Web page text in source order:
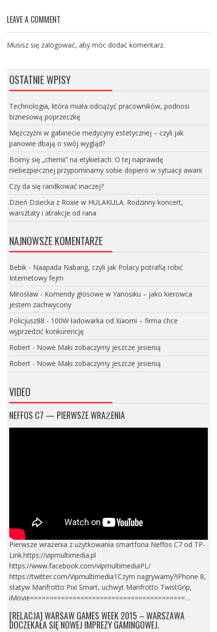
LEAVE A COMMENT
Musisz się zalogować, aby móc dodać komentarz.
OSTATNIE WPISY
Technologia, która miała odciążyć pracowników, podnosi
biznesową poprzeczkę
Mężczyźni w gabinecie medycyny estetycznej – czyli jak
panowie dbają o swój wygląd?
Boimy się „chemii” na etykietach. O tej naprawdę
niebezpiecznej przypominamy sobie dopiero w sytuacji awarii
Czy da się randkować inaczej?
Dzień Dziecka z Roxie w HULAKULA. Rodzinny koncert,
warsztaty i atrakcje od rana
NAJNOWSZE KOMENTARZE
Bebik- Naapada Nabang, czyli jak Polacy potrafią robić
Internetowy fejm
Mirosław- Komendy głosowe w Yanosiku – jako kierowca
jestem zachwycony
Policjusz88 - 100W ładowarka od Xiaomi – firma chce
wyprzedzić konkurencję
Robert- Nowe Maki zobaczymy jeszcze jesienią
Robert- Nowe Maki zobaczymy jeszcze jesienią
VIDEO
NEFFOS C7 — PIERWSZE WRAŻENIA
Pierwsze wrażenia z użytkowania smartfona Neffos C7 od TP-
Link.https://vipmultimedia.pl
https://www.facebook.com/vipmultimediaPL/
https://twitter.com/Vipmultimedia1Czym nagrywamy?iPhone 8,
statyw Manfrotto Pixi Smart, uchwyt Manfrotto TwistGrip,
iMovie========================================…
[RELACJA] WARSAW GAMES WEEK 2015 – WARSZAWA
DOCZEKAŁA SIĘ NOWEJ IMPREZY GAMINGOWEJ.